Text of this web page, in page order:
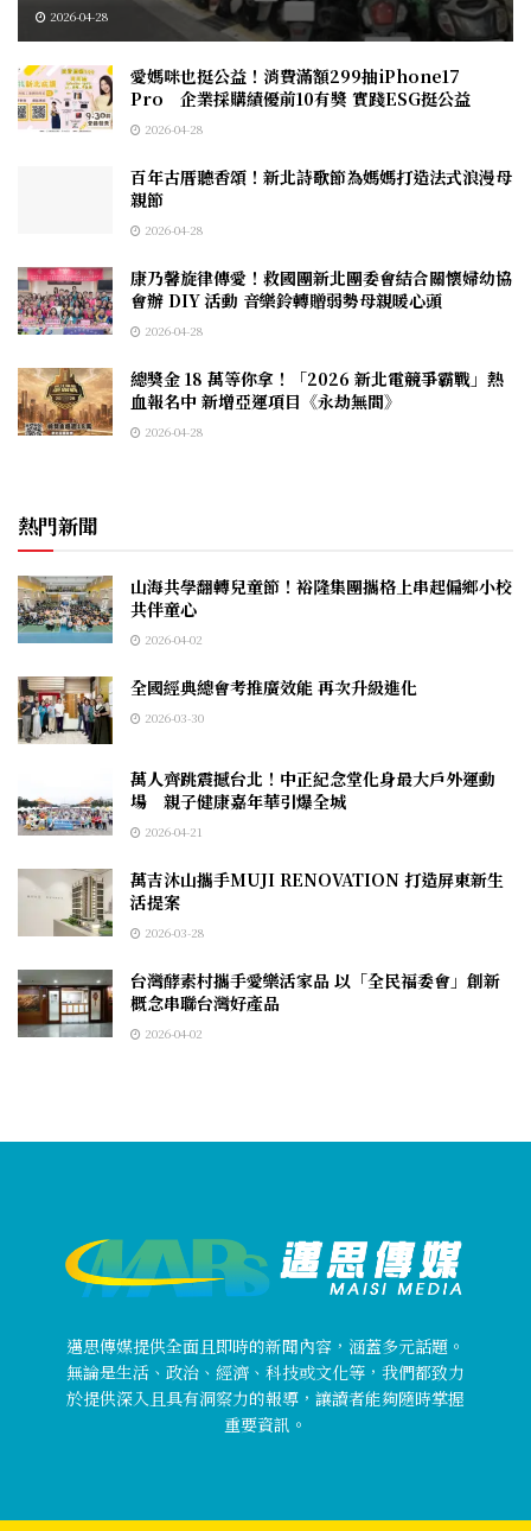
2026-04-28
愛媽咪也挺公益！消費滿額299抽iPhone17
Pro 企業採購績優前10有獎 實踐ESG挺公益
2026-04-28
百年古厝聽香頌！新北詩歌節為媽媽打造法式浪漫母
親節
2026-04-28
康乃馨旋律傳愛！救國團新北團委會結合關懷婦幼協
會辦 DIY 活動 音樂鈴轉贈弱勢母親暖心頭
2026-04-28
總獎金 18 萬等你拿！「2026 新北電競爭霸戰」熱
血報名中 新增亞運項目《永劫無間》
2026-04-28
熱門新聞
山海共學翻轉兒童節！裕隆集團攜格上串起偏鄉小校
共伴童心
2026-04-02
全國經典總會考推廣效能 再次升級進化
2026-03-30
萬人齊跳震撼台北！中正紀念堂化身最大戶外運動
場 親子健康嘉年華引爆全城
2026-04-21
萬吉沐山攜手MUJI RENOVATION 打造屏東新生
活提案
2026-03-28
台灣酵素村攜手愛樂活家品 以「全民福委會」創新
概念串聯台灣好產品
2026-04-02
邁思傳媒提供全面且即時的新聞內容，涵蓋多元話題。
無論是生活、政治、經濟、科技或文化等，我們都致力
於提供深入且具有洞察力的報導，讓讀者能夠隨時掌握
重要資訊。